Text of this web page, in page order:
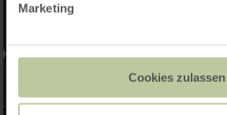
Marketing
Cookies zulassen